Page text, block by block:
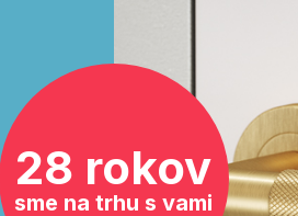
28 rokov
sme na trhu s vami